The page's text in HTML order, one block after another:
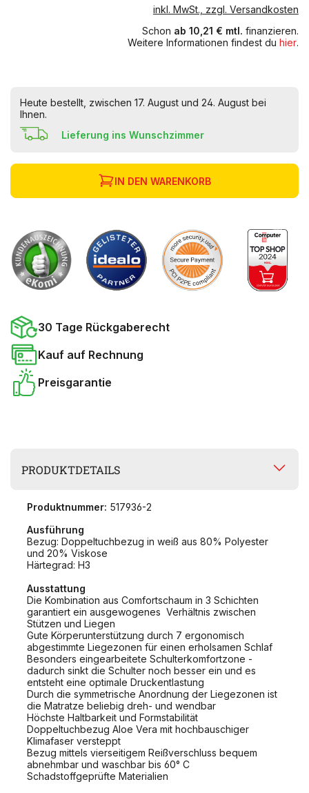
inkl. MwSt., zzgl. Versandkosten
Schon ab 10,21 € mtl. finanzieren.
Weitere Informationen findest du hier.
Heute bestellt, zwischen 17. August und 24. August bei
Ihnen.
Lieferung ins Wunschzimmer
IN DEN WARENKORB
30 Tage Rückgaberecht
Kauf auf Rechnung
Preisgarantie
PRODUKTDETAILS
Produktnummer: 517936-2
Ausführung
Bezug: Doppeltuchbezug in weiß aus 80% Polyester
und 20% Viskose
Härtegrad: H3
Ausstattung
Die Kombination aus Comfortschaum in 3 Schichten
garantiert ein ausgewogenes Verhältnis zwischen
Stützen und Liegen
Gute Körperunterstützung durch 7 ergonomisch
abgestimmte Liegezonen für einen erholsamen Schlaf
Besonders eingearbeitete Schulterkomfortzone -
dadurch sinkt die Schulter noch besser ein und es
entsteht eine optimale Druckentlastung
Durch die symmetrische Anordnung der Liegezonen ist
die Matratze beliebig dreh- und wendbar
Höchste Haltbarkeit und Formstabilität
Doppeltuchbezug Aloe Vera mit hochbauschiger
Klimafaser versteppt
Bezug mittels vierseitigem Reißverschluss bequem
abnehmbar und waschbar bis 60° C
Schadstoffgeprüfte Materialien